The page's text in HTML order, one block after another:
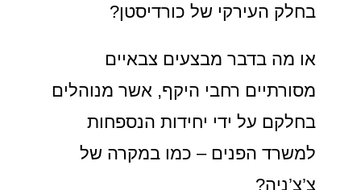
בחלק העירקי של כורדיסטן?
או מה בדבר מבצעים צבאיים
מסורתיים רחבי היקף, אשר מנוהלים
בחלקם על ידי יחידות הנספחות
למשרד הפנים – כמו במקרה של
צ’צ’ניה?